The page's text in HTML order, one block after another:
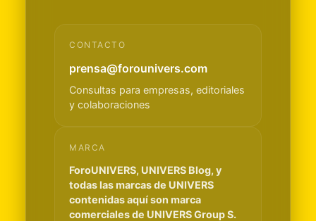
CONTACTO
prensa@forounivers.com
Consultas para empresas, editoriales
y colaboraciones
MARCA
ForoUNIVERS, UNIVERS Blog, y
todas las marcas de UNIVERS
contenidas aquí son marca
comerciales de UNIVERS Group S.